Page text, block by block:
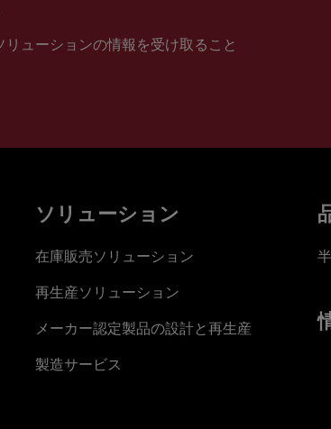
ューションの情報を受け取ること
ソリューション
在庫販売ソリューション
再生産ソリューション
メーカー認定製品の設計と再生産
製造サービス